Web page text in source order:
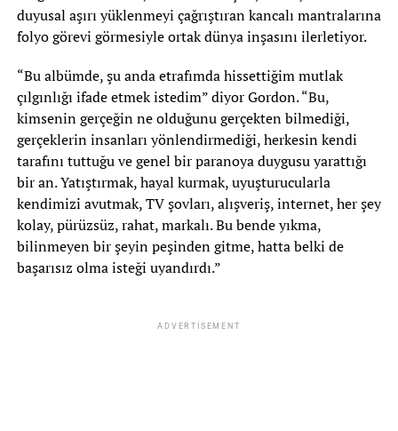
duyusal aşırı yüklenmeyi çağrıştıran kancalı mantralarına
folyo görevi görmesiyle ortak dünya inşasını ilerletiyor.
“Bu albümde, şu anda etrafımda hissettiğim mutlak
çılgınlığı ifade etmek istedim” diyor Gordon. “Bu,
kimsenin gerçeğin ne olduğunu gerçekten bilmediği,
gerçeklerin insanları yönlendirmediği, herkesin kendi
tarafını tuttuğu ve genel bir paranoya duygusu yarattığı
bir an. Yatıştırmak, hayal kurmak, uyuşturucularla
kendimizi avutmak, TV şovları, alışveriş, internet, her şey
kolay, pürüzsüz, rahat, markalı. Bu bende yıkma,
bilinmeyen bir şeyin peşinden gitme, hatta belki de
başarısız olma isteği uyandırdı.”
ADVERTISEMENT